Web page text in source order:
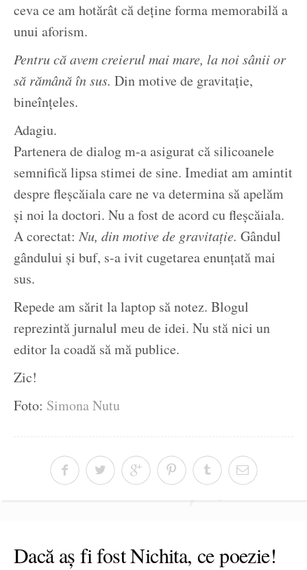
ceva ce am hotărât că deține forma memorabilă a
unui aforism.
Pentru că avem creierul mai mare, la noi sânii or
să rămână în sus. Din motive de gravitație,
bineînțeles.
Adagiu.
Partenera de dialog m-a asigurat că silicoanele
semnifică lipsa stimei de sine. Imediat am amintit
despre fleșcăiala care ne va determina să apelăm
și noi la doctori. Nu a fost de acord cu fleșcăiala.
A corectat:Nu, din motive de gravitație. Gândul
gândului și buf, s-a ivit cugetarea enunțată mai
sus.
Repede am sărit la laptop să notez. Blogul
reprezintă jurnalul meu de idei. Nu stă nici un
editor la coadă să mă publice.
Zic!
Foto: Simona Nutu
Dacă aș fi fost Nichita, ce poezie!